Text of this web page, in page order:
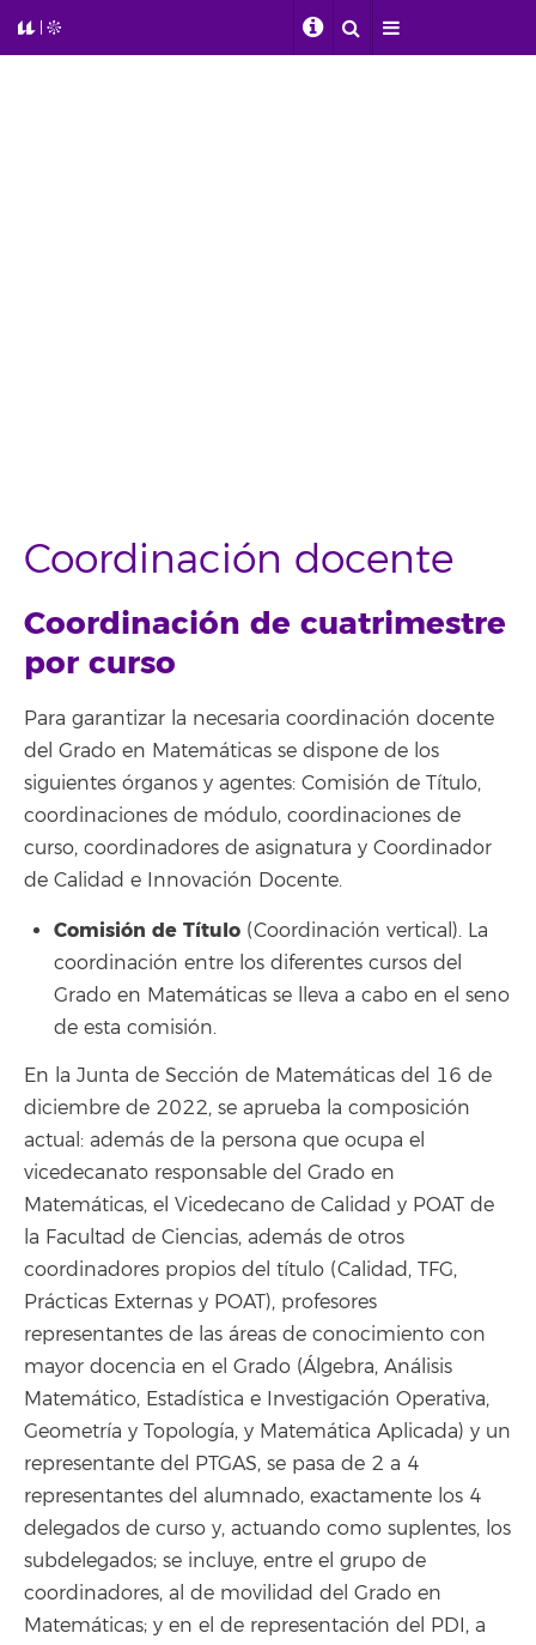
Coordinación docente
Coordinación de cuatrimestre
por curso
Para garantizar la necesaria coordinación docente
del Grado en Matemáticas se dispone de los
siguientes órganos y agentes: Comisión de Título,
coordinaciones de módulo, coordinaciones de
curso, coordinadores de asignatura y Coordinador
de Calidad e Innovación Docente.
Comisión de Título (Coordinación vertical). La
coordinación entre los diferentes cursos del
Grado en Matemáticas se lleva a cabo en el seno
de esta comisión.
En la Junta de Sección de Matemáticas del 16 de
diciembre de 2022, se aprueba la composición
actual: además de la persona que ocupa el
vicedecanato responsable del Grado en
Matemáticas, el Vicedecano de Calidad y POAT de
la Facultad de Ciencias, además de otros
coordinadores propios del título (Calidad, TFG,
Prácticas Externas y POAT), profesores
representantes de las áreas de conocimiento con
mayor docencia en el Grado (Álgebra, Análisis
Matemático, Estadística e Investigación Operativa,
Geometría y Topología, y Matemática Aplicada) y un
representante del PTGAS, se pasa de 2 a 4
representantes del alumnado, exactamente los 4
delegados de curso y, actuando como suplentes, los
subdelegados; se incluye, entre el grupo de
coordinadores, al de movilidad del Grado en
Matemáticas; y en el de representación del PDI, a